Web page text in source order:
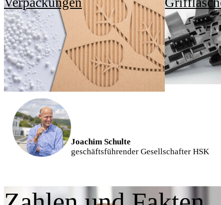
vorausschauende Lösungen,
die Mensch und Natur
gleichermaßen zugute
kommen."
Joachim Schulte
geschäftsführender Gesellschafter HSK
Zahlen und Fakten